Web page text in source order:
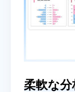
柔軟な